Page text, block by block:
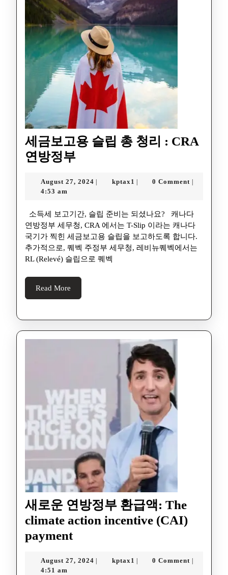
세금보고용 슬립 총 청리 : CRA
연방정부
August 27, 2024 | kptax1 | 0 Comment |
4:53 am
소득세 보고기간, 슬립 준비는 되셨나요? 캐나다
연방정부 세무청, CRA 에서는 T-Slip 이라는 캐나다
국기가 찍힌 세금보고용 슬립을 보고하도록 합니다.
추가적으로, 퀘벡 주정부 세무청, 레비뉴퀘벡에서는
RL (Relevé) 슬립으로 퀘벡
Read More
새로운 연방정부 환급액: The
climate action incentive (CAI)
payment
August 27, 2024 | kptax1 | 0 Comment |
4:51 am